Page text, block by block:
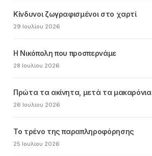
Κίνδυνοι ζωγραφισμένοι στο χαρτί
29 Ιουλίου 2026
Η Νικόπολη που προσπερνάμε
28 Ιουλίου 2026
Πρώτα τα ακίνητα, μετά τα μακαρόνια
26 Ιουλίου 2026
Το τρένο της παραπληροφόρησης
25 Ιουλίου 2026